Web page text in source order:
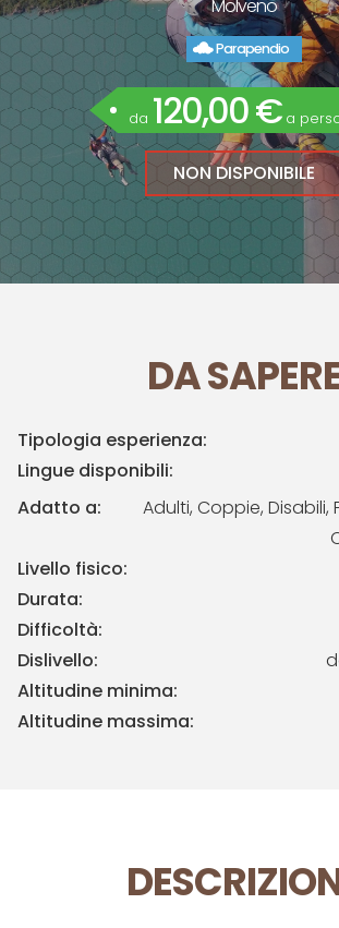
Molveno
Parapendio
da 120,00 € a
NON DISPONIBILE
DA
Tipologia esperienza:
Lingue disponibili:
Adatto a:
Adulti, Coppie, Disabili,
Livello fisico:
Durata:
Difficoltà:
Dislivello:
Altitudine minima:
Altitudine massima: